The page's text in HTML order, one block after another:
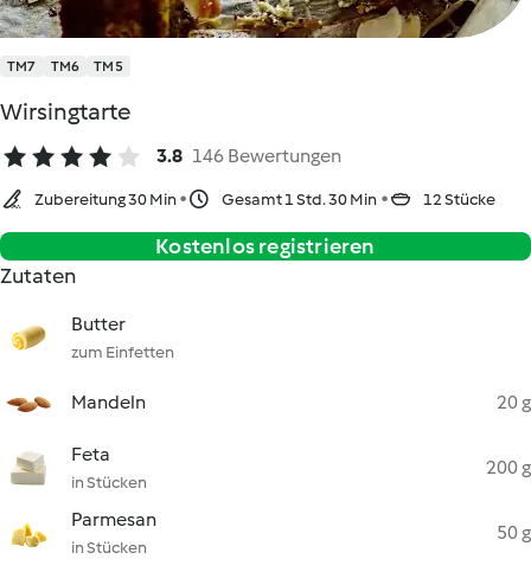
TM7 TM6 TM5
Wirsingtarte
3.8 146 Bewertungen
Zubereitung 30 Min Gesamt 1 Std. 30 Min 12 Stücke
Kostenlos registrieren
Zutaten
Butter
zum Einfetten
Mandeln 20 g
Feta
in Stücken
200 g
Parmesan
in Stücken
50 g